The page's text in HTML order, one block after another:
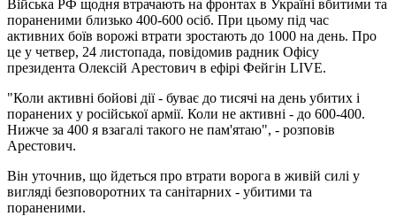
Війська РФ щодня втрачають на фронтах в Україні вбитими та
пораненими близько 400-600 осіб. При цьому під час
активних боїв ворожі втрати зростають до 1000 на день. Про
це у четвер, 24 листопада, повідомив радник Офісу
президента Олексій Арестович в ефірі Фейгін LIVE.
"Коли активні бойові дії - буває до тисячі на день убитих і
поранених у російської армії. Коли не активні - до 600-400.
Нижче за 400 я взагалі такого не пам'ятаю", - розповів
Арестович.
Він уточнив, що йдеться про втрати ворога в живій силі у
вигляді безповоротних та санітарних - убитими та
пораненими.